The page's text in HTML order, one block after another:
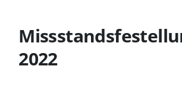
2022